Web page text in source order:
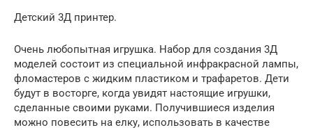
Детский 3Д принтер.
Очень любопытная игрушка. Набор для создания 3Д
моделей состоит из специальной инфракрасной лампы,
фломастеров с жидким пластиком и трафаретов. Дети
будут в восторге, когда увидят настоящие игрушки,
сделанные своими руками. Получившиеся изделия
можно повесить на елку, использовать в качестве